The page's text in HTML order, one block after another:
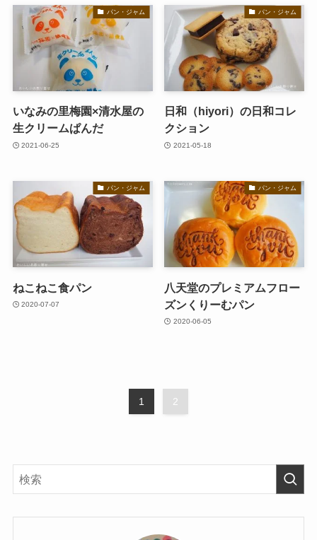
パン・ジャム
いなみの里梅園×清水屋の
生クリームぱんだ
2021-06-25
パン・ジャム
日和（hiyori）の日和コレ
クション
2021-05-18
パン・ジャム
ねこねこ食パン
2020-07-07
パン・ジャム
八天堂のプレミアムフロー
ズンくりーむパン
2020-06-05
1 2